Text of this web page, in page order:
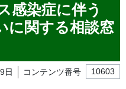
感染症に伴う
に関する相談窓
日 コンテンツ番号 10603